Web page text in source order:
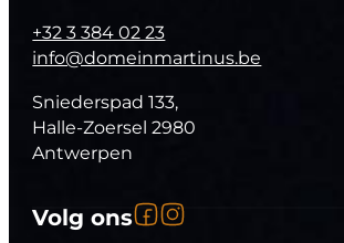
+32 3 384 02 23
info@domeinmartinus.be
Sniederspad 133,
Halle-Zoersel 2980
Antwerpen
Volg ons Volg ons op Facebook